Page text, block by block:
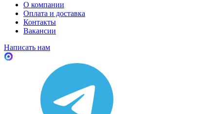
О компании
Оплата и доставка
Контакты
Вакансии
Написать нам